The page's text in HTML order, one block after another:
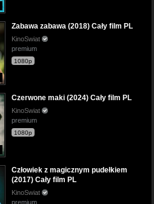
Zabawa zabawa (2018) Cały film PL
KinoSwiat
premium
1080p
Czerwone maki (2024) Cały film PL
KinoSwiat
premium
1080p
Człowiek z magicznym pudełkiem
(2017) Cały film PL
KinoSwiat
premium